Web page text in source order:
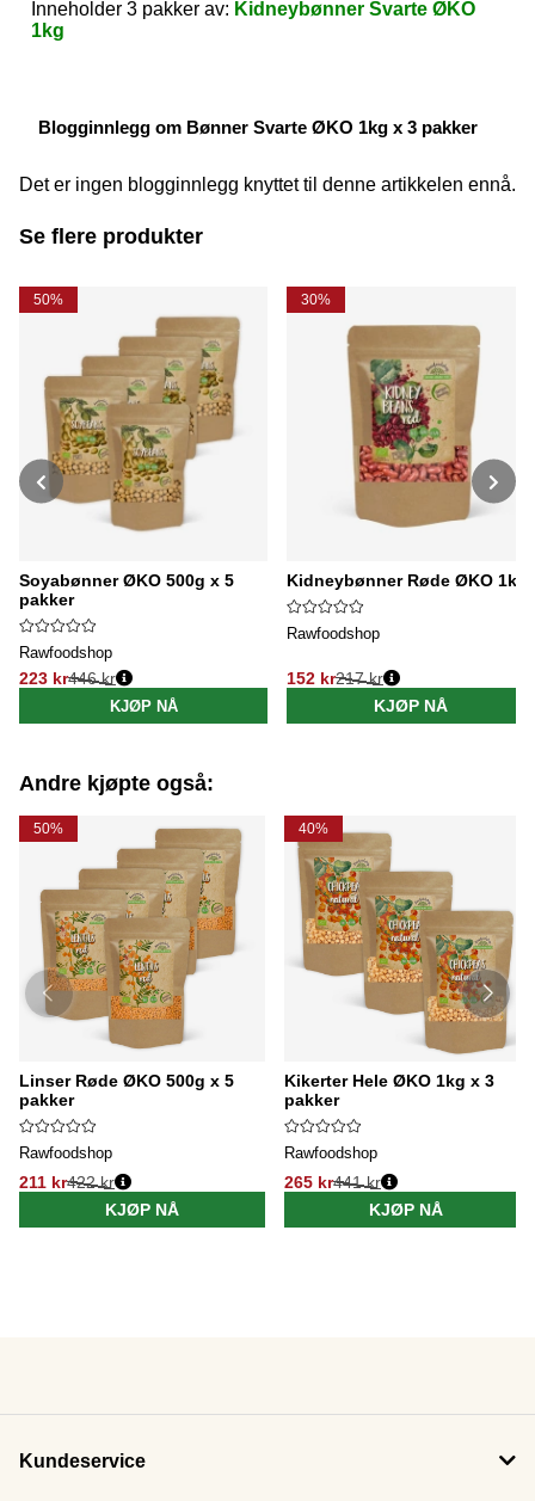
Inneholder 3 pakker av: Kidneybønner Svarte ØKO
1kg
Blogginnlegg om Bønner Svarte ØKO 1kg x 3 pakker
Det er ingen blogginnlegg knyttet til denne artikkelen ennå.
Se flere produkter
50%
Soyabønner ØKO 500g x 5
pakker
Rawfoodshop
223 kr
Vanlig pris:
446 kr
KJØP NÅ
30%
Kidneybønner Røde ØKO 1kg
Rawfoodshop
152 kr
Vanlig pris:
217 kr
KJØP NÅ
Andre kjøpte også:
50%
Linser Røde ØKO 500g x 5
pakker
Rawfoodshop
211 kr422 kr
KJØP NÅ
40%
Kikerter Hele ØKO 1kg x 3
pakker
Rawfoodshop
265 kr441 kr
KJØP NÅ
Kundeservice